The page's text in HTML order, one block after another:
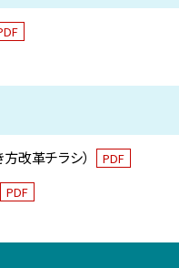
改革チラシ） PDF
PDF